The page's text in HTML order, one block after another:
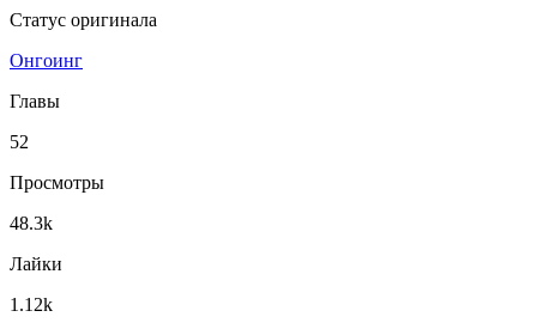
Статус оригинала
Онгоинг
Главы
52
Просмотры
48.3k
Лайки
1.12k